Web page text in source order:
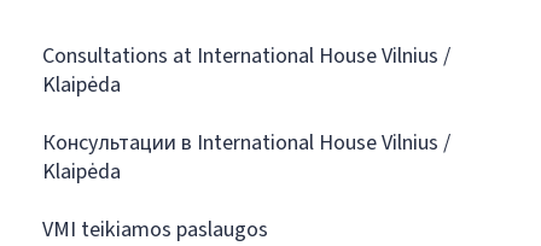
Consultations at International House Vilnius /
Klaipėda
Консультации в International House Vilnius /
Klaipėda
VMI teikiamos paslaugos